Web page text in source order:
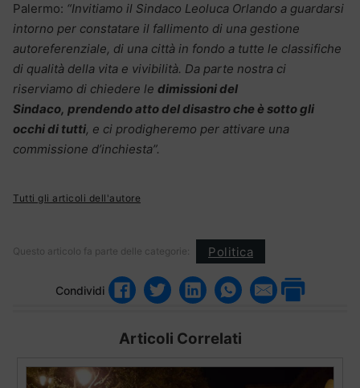
Palermo: “Invitiamo il Sindaco Leoluca Orlando a guardarsi
intorno per constatare il fallimento di una gestione
autoreferenziale, di una città in fondo a tutte le classifiche
di qualità della vita e vivibilità. Da parte nostra ci
riserviamo di chiedere le dimissioni del
Sindaco, prendendo atto del disastro che è sotto gli
occhi di tutti, e ci prodigheremo per attivare una
commissione d’inchiesta”.
Tutti gli articoli dell'autore
Questo articolo fa parte delle categorie: Politica
Condividi
Articoli Correlati